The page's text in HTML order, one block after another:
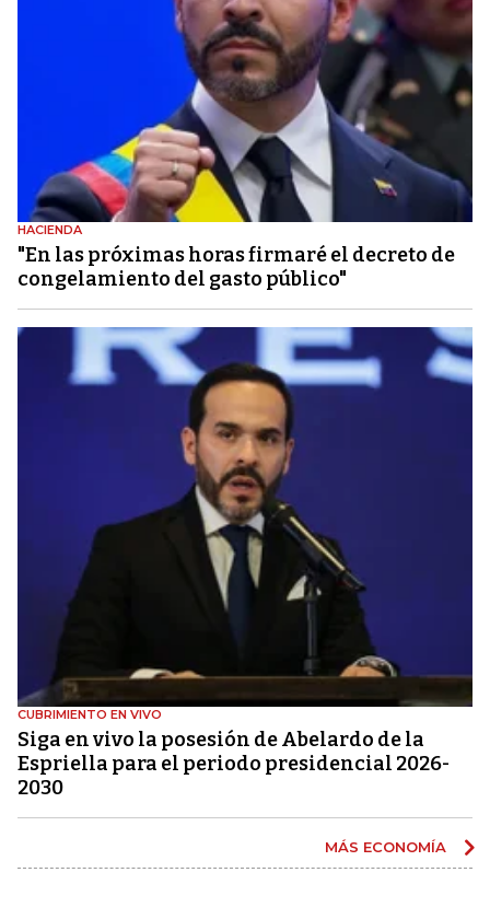
HACIENDA
"En las próximas horas firmaré el decreto de
congelamiento del gasto público"
CUBRIMIENTO EN VIVO
Siga en vivo la posesión de Abelardo de la
Espriella para el periodo presidencial 2026-
2030
MÁS ECONOMÍA